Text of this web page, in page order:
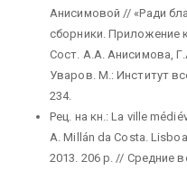
Анисимовой // «Ради
сборники. Приложение
Сост. А.А. Анисимова,
Уваров. М.: Институт
234.
Рец. на кн.: La ville
A. Millán da Costa.
2013. 206 p. // Средние